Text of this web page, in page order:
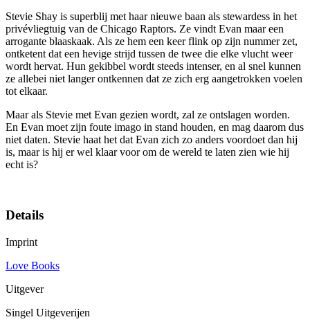
Stevie Shay is superblij met haar nieuwe baan als stewardess in het
privévliegtuig van de Chicago Raptors. Ze vindt Evan maar een
arrogante blaaskaak. Als ze hem een keer flink op zijn nummer zet,
ontketent dat een hevige strijd tussen de twee die elke vlucht weer
wordt hervat. Hun gekibbel wordt steeds intenser, en al snel kunnen
ze allebei niet langer ontkennen dat ze zich erg aangetrokken voelen
tot elkaar.
Maar als Stevie met Evan gezien wordt, zal ze ontslagen worden.
En Evan moet zijn foute imago in stand houden, en mag daarom dus
niet daten. Stevie haat het dat Evan zich zo anders voordoet dan hij
is, maar is hij er wel klaar voor om de wereld te laten zien wie hij
echt is?
Details
Imprint
Love Books
Uitgever
Singel Uitgeverijen